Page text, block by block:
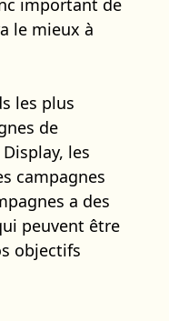
le mieux à
les plus
de
les
campagnes
a des
peuvent être
objectifs